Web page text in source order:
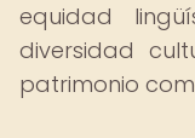
equidad
diversidad
patrimonio